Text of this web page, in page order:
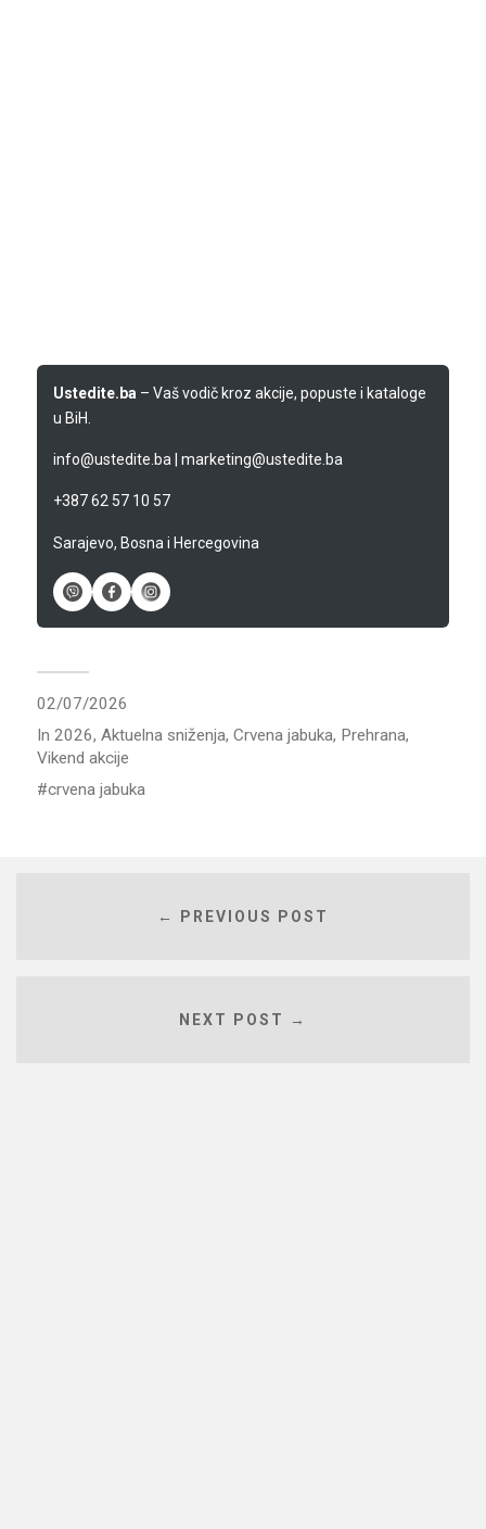
Ustedite.ba – Vaš vodič kroz akcije, popuste i kataloge
u BiH.
info@ustedite.ba marketing@ustedite.ba
+387 62 57 10 57
Sarajevo, Bosna i Hercegovina
02/07/2026
In 2026, Aktuelna sniženja, Crvena jabuka, Prehrana,
Vikend akcije
crvena jabuka
← PREVIOUS POST
NEXT POST →